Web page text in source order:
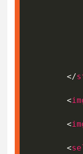
</
<
<
<